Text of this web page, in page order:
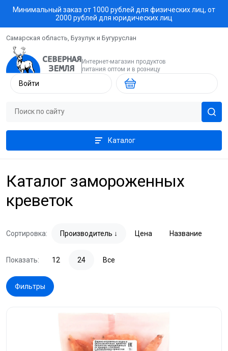
Минимальный заказ от 1000 рублей для физических лиц, от
2000 рублей для юридических лиц
Самарская область, Бузулук и Бугуруслан
Интернет-магазин продуктов
питания оптом и в розницу
Войти
Каталог
Каталог замороженных
креветок
Сортировка: Производитель Цена Название
Показать: 12 24 Все
Фильтры